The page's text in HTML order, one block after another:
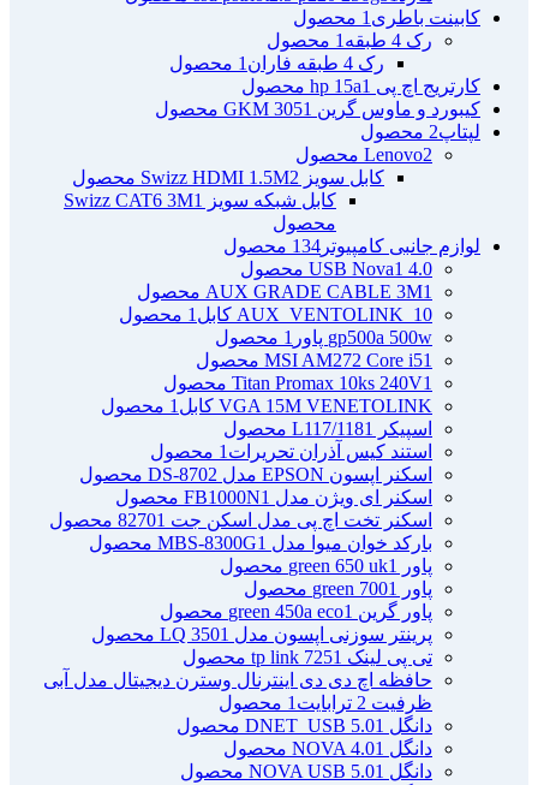
کابینت باطری 1 محصول
رک 4 طبقه
1 محصول
رک 4 طبقه فاران
1 محصول
کارتریج اچ پی hp 15a 1 محصول
کیبورد و ماوس گرین GKM 305 1 محصول
لپتاپ2 محصول
Lenovo2 محصول
کابل سویز Swizz HDMI 1.5M 2 محصول
کابل شبکه سویز Swizz CAT6 3M
1
محصول
لوازم جانبی کامپیوتر 134 محصول
4.0 USB Nova 1 محصول
AUX GRADE CABLE 3M1 محصول
AUX_VENTOLINK_10 کابل
1 محصول
gp500a 500w پاور
1 محصول
MSI AM272 Core i51 محصول
Titan Promax 10ks 240V1 محصول
VGA 15M VENETOLINK کابل
1 محصول
اسپیکر L117/118
1 محصول
استند کیس آذران تحریرات 1 محصول
اسکنر اپسون EPSON مدل DS-870
2 محصول
اسکنر ای ویژن مدل FB1000N 1 محصول
اسکنر تخت اچ پی مدل اسکن جت 8270 1 محصول
بارکد خوان میوا مدل MBS-8300G 1 محصول
پاور green 650 uk
1 محصول
پاور green 700
1 محصول
پاور گرین green 450a eco 1 محصول
پرینتر سوزنی اپسون مدل LQ 350 1 محصول
تی پی لینک tp link 725 1 محصول
حافظه اچ دی دی اینترنال وسترن دیجیتال مدل آبی
ظرفیت 2 ترابایت
1 محصول
دانگل DNET_USB 5.0 1 محصول
دانگل NOVA 4.0 1 محصول
دانگل NOVA USB 5.0 1 محصول